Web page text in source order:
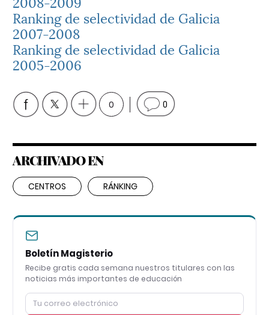
Ranking de selectividad de Galicia
2007-2008
Ranking de selectividad de Galicia
2005-2006
0 0
ARCHIVADO EN
CENTROS RÁNKING
Boletín Magisterio
Recibe gratis cada semana nuestros titulares con las
noticias más importantes de educación